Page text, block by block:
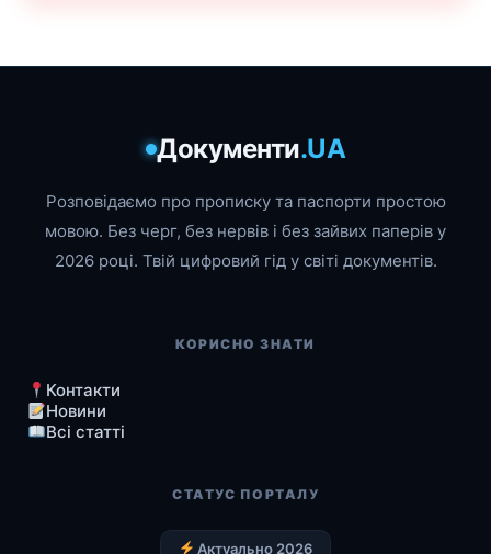
Документи.UA
Розповідаємо про прописку та паспорти простою
мовою. Без черг, без нервів і без зайвих паперів у
2026 році. Твій цифровий гід у світі документів.
КОРИСНО ЗНАТИ
Контакти
Новини
Всі статті
СТАТУС ПОРТАЛУ
Актуально 2026